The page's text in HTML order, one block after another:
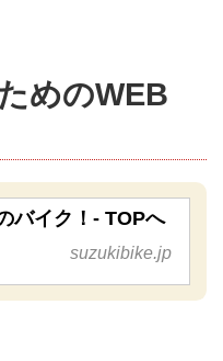
めのWEB
バイク！- TOPへ
suzukibike.jp